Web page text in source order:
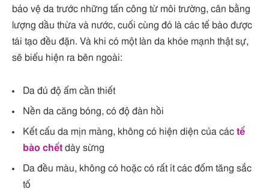
bảo vệ da trước những tấn công từ môi trường, cân bằng
lượng dầu thừa và nước, cuối cùng đó là các tế bào được
tái tạo đều đặn. Và khi có một làn da khỏe mạnh thật sự,
sẽ biểu hiện ra bên ngoài:
Da đủ độ ẩm cần thiết
Nền da căng bóng, có độ đàn hồi
Kết cấu da mịn màng, không có hiện diện của các tế
bào chết dày sừng
Da đều màu, không có hoặc có rất ít các đốm tăng sắc
tố